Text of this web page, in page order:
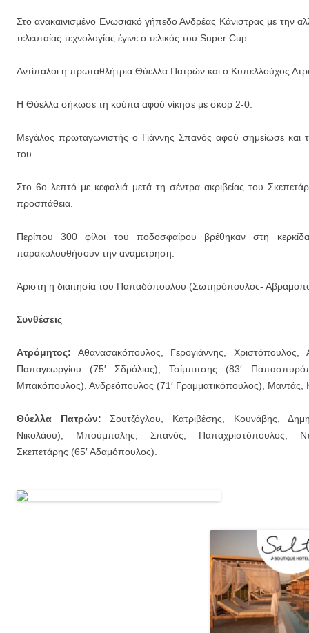
Στο ανακαινισμένο Ενωσιακό γήπεδο Ανδρέας Κάνιστρας με την
τελευταίας τεχνολογίας έγινε ο τελικός του Super Cup.
Αντίπαλοι η πρωταθλήτρια Θύελλα Πατρών και ο Κυπελλούχος
Η Θύελλα σήκωσε τη κούπα αφού νίκησε με σκορ 2-0.
Μεγάλος πρωταγωνιστής ο Γιάννης Σπανός αφού σημείωσε και
του.
Στο 6ο λεπτό με κεφαλιά μετά τη σέντρα ακριβείας του
προσπάθεια.
Περίπου 300 φίλοι του ποδοσφαίρου βρέθηκαν στη
παρακολουθήσουν την αναμέτρηση.
Άριστη η διαιτησία του Παπαδόπουλου (Σωτηρόπουλος-
Συνθέσεις
Ατρόμητος: Αθανασακόπουλος, Γερογιάννης, Χριστόπουλος,
Παπαγεωργίου (75′ Σδρόλιας), Τσίμπιτσης (83′
Μπακόπουλος), Ανδρεόπουλος (71′ Γραμματικόπουλος), Μαντάς,
Θύελλα Πατρών: Σουτζόγλου, Κατριβέσης, Κουνάβης,
Νικολάου), Μπούμπαλης, Σπανός, Παπαχριστόπουλος,
Σκεπετάρης (65′ Αδαμόπουλος).